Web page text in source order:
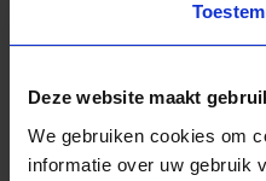
Deze website maakt
We gebruiken cookies om
informatie over uw gebruik